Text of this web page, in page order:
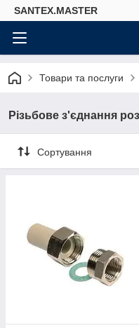
SANTEX.MASTER
Товари та послуги
Різьбове з'єднання
Сортування